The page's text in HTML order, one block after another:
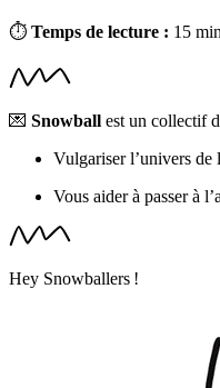
⏱ Temps de lecture : 15
💌 Snowball est un collectif
Vulgariser l’univers de
Vous aider à passer à
Hey Snowballers !